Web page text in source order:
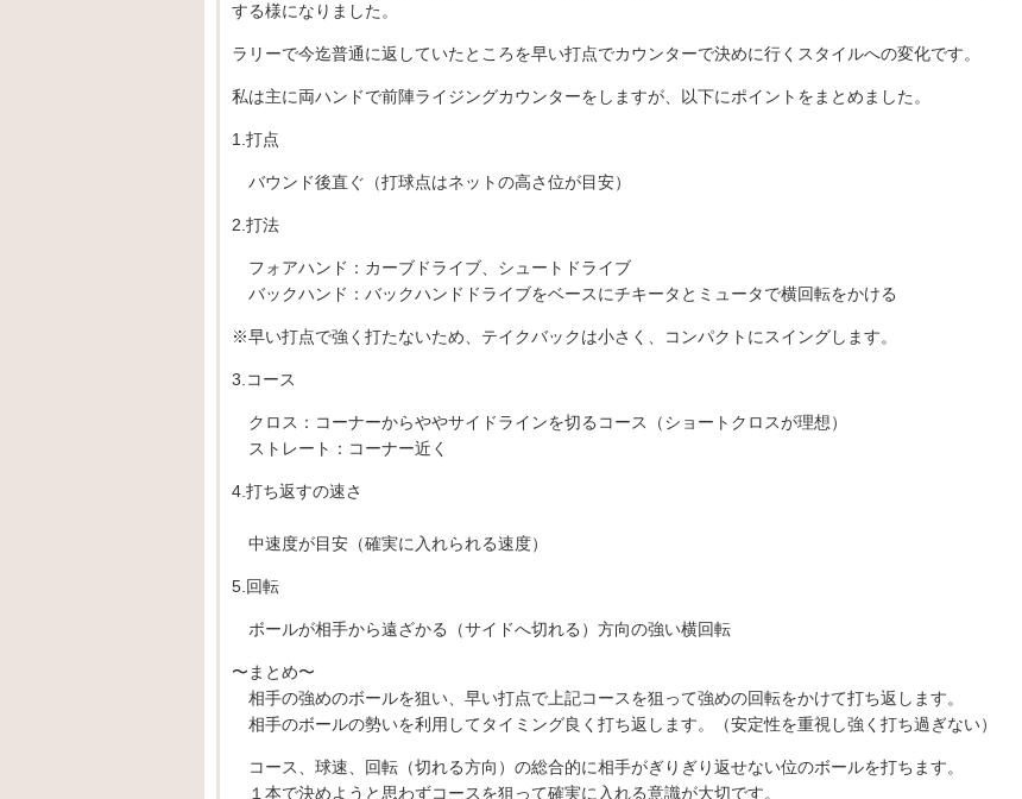
する様になりました。
ラリーで今迄普通に返していたところを早い打点でカウンターで決めに行くスタイルへの変化です。
私は主に両ハンドで前陣ライジングカウンターをしますが、以下にポイントをまとめました。
1.打点
バウンド後直ぐ（打球点はネットの高さ位が目安）
2.打法
フォアハンド：カーブドライブ、シュートドライブ
バックハンド：バックハンドドライブをベースにチキータとミュータで横回転をかける
※早い打点で強く打たないため、テイクバックは小さく、コンパクトにスイングします。
3.コース
クロス：コーナーからややサイドラインを切るコース（ショートクロスが理想）
ストレート：コーナー近く
4.打ち返すの速さ
中速度が目安（確実に入れられる速度）
5.回転
ボールが相手から遠ざかる（サイドへ切れる）方向の強い横回転
〜まとめ〜
相手の強めのボールを狙い、早い打点で上記コースを狙って強めの回転をかけて打ち返します。
相手のボールの勢いを利用してタイミング良く打ち返します。（安定性を重視し強く打ち過ぎない）
コース、球速、回転（切れる方向）の総合的に相手がぎりぎり返せない位のボールを打ちます。
１本で決めようと思わずコースを狙って確実に入れる意識が大切です。